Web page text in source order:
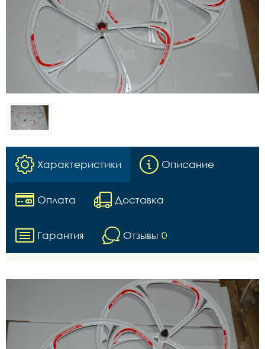
Характеристики Описание
Оплата Доставка
Гарантия Отзывы 0